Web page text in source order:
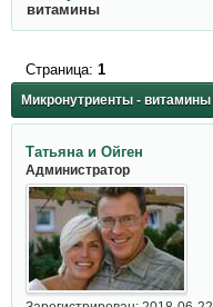
витамины
Микронутриенты - витамины
Страница: 1
Татьяна и Ойген
Администратор